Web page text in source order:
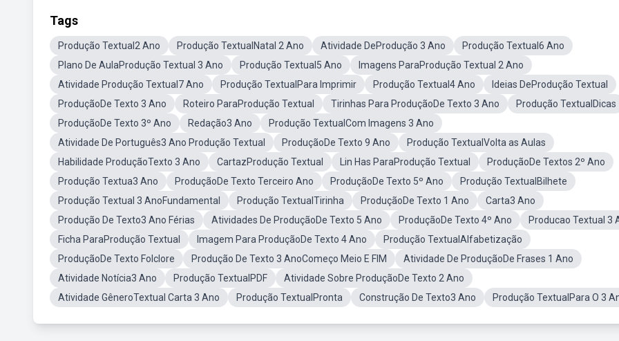
Tags
Produção Textual2 Ano Produção TextualNatal 2 Ano Atividade DeProdução 3 Ano
Produção Textual6 Ano
Plano De AulaProdução Textual 3 Ano
Produção Textual5 Ano
Imagens ParaProdução Textual 2 Ano
Atividade Produção Textual7 Ano
Produção TextualPara Imprimir Produção Textual4 Ano
Ideias DeProdução Textual
ProduçãoDe Texto 3 Ano
Roteiro ParaProdução Textual Tirinhas Para ProduçãoDe Texto 3 Ano
Produção TextualDicas
ProduçãoDe Texto 3º Ano
Redação3 Ano
Produção TextualCom Imagens 3 Ano
Atividade De Português3 Ano Produção Textual
ProduçãoDe Texto 9 Ano
Produção TextualVolta as Aulas
Habilidade ProduçãoTexto 3 Ano
CartazProdução Textual Lin Has ParaProdução Textual
ProduçãoDe Textos 2º Ano
Produção Textua3 Ano
ProduçãoDe Texto Terceiro Ano ProduçãoDe Texto 5º Ano
Produção TextualBilhete
Produção Textual 3 AnoFundamental
Produção TextualTirinha ProduçãoDe Texto 1 Ano
Carta3 Ano
Produção De Texto3 Ano Férias
Atividades De ProduçãoDe Texto 5 Ano ProduçãoDe Texto 4º Ano
Producao Textual 3
Ficha ParaProdução Textual
Imagem Para ProduçãoDe Texto 4 Ano
Produção TextualAlfabetização
ProduçãoDe Texto Folclore
Produção De Texto 3 AnoComeço Meio E FIM
Atividade De ProduçãoDe Frases 1 Ano
Atividade Notícia3 Ano
Produção TextualPDF
Atividade Sobre ProduçãoDe Texto 2 Ano
Atividade GêneroTextual Carta 3 Ano
Produção TextualPronta Construção De Texto3 Ano Produção TextualPara O 3